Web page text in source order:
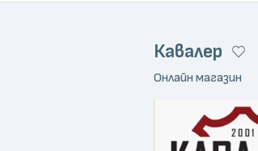
Кавалер
Онлайн магазин